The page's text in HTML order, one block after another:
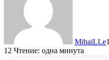
MihaiLLe
12 Чтение: одна минута